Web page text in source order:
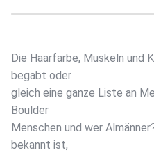
Die Haarfarbe, Muskeln und
begabt oder
gleich eine ganze Liste an
Boulder
Menschen und wer
bekannt ist,